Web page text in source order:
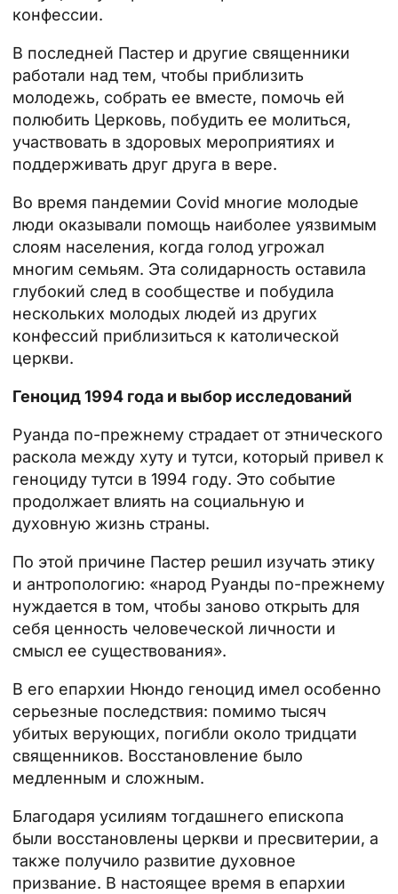
конфессии.
В последней Пастер и другие священники
работали над тем, чтобы приблизить
молодежь, собрать ее вместе, помочь ей
полюбить Церковь, побудить ее молиться,
участвовать в здоровых мероприятиях и
поддерживать друг друга в вере.
Во время пандемии Covid многие молодые
люди оказывали помощь наиболее уязвимым
слоям населения, когда голод угрожал
многим семьям. Эта солидарность оставила
глубокий след в сообществе и побудила
нескольких молодых людей из других
конфессий приблизиться к католической
церкви.
Геноцид 1994 года и выбор исследований
Руанда по-прежнему страдает от этнического
раскола между хуту и тутси, который привел к
геноциду тутси в 1994 году. Это событие
продолжает влиять на социальную и
духовную жизнь страны.
По этой причине Пастер решил изучать этику
и антропологию: «народ Руанды по-прежнему
нуждается в том, чтобы заново открыть для
себя ценность человеческой личности и
смысл ее существования».
В его епархии Нюндо геноцид имел особенно
серьезные последствия: помимо тысяч
убитых верующих, погибли около тридцати
священников. Восстановление было
медленным и сложным.
Благодаря усилиям тогдашнего епископа
были восстановлены церкви и пресвитерии, а
также получило развитие духовное
призвание. В настоящее время в епархии